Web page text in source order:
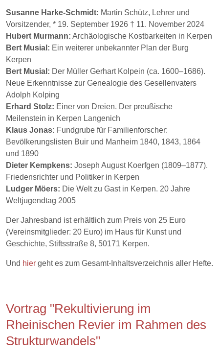
Susanne Harke-Schmidt: Martin Schütz, Lehrer und
Vorsitzender, * 19. September 1926 † 11. November 2024
Hubert Murmann: Archäologische Kostbarkeiten in Kerpen
Bert Musial: Ein weiterer unbekannter Plan der Burg
Kerpen
Bert Musial: Der Müller Gerhart Kolpein (ca. 1600–1686).
Neue Erkenntnisse zur Genealogie des Gesellenvaters
Adolph Kolping
Erhard Stolz: Einer von Dreien. Der preußische
Meilenstein in Kerpen Langenich
Klaus Jonas: Fundgrube für Familienforscher:
Bevölkerungslisten Buir und Manheim 1840, 1843, 1864
und 1890
Dieter Kempkens: Joseph August Koerfgen (1809–1877).
Friedensrichter und Politiker in Kerpen
Ludger Möers: Die Welt zu Gast in Kerpen. 20 Jahre
Weltjugendtag 2005
Der Jahresband ist erhältlich zum Preis von 25 Euro
(Vereinsmitglieder: 20 Euro) im Haus für Kunst und
Geschichte, Stiftsstraße 8, 50171 Kerpen.
Und hier geht es zum Gesamt-Inhaltsverzeichnis aller Hefte.
Vortrag "Rekultivierung im
Rheinischen Revier im Rahmen des
Strukturwandels"